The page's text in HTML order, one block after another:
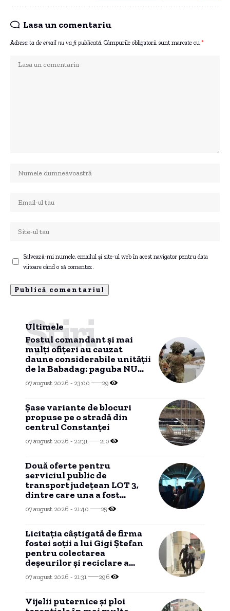
Lasa un comentariu
Adresa ta de email nu va fi publicată. Câmpurile obligatorii sunt marcate cu *
Salvează-mi numele, emailul și site-ul web în acest navigator pentru data
viitoare când o să comentez.
Ultimele
Știri
Fostul comandant și mai
mulți ofițeri au cauzat
daune considerabile unității
de la Babadag: paguba NU
mai poate fi recuperată
dintr-un motiv
07 august 2026 - 23:00 29
Șase variante de blocuri
propuse pe o stradă din
centrul Constanței
07 august 2026 - 22:31 210
Două oferte pentru
serviciul public de
transport județean LOT 3,
dintre care una a fost
declarată INADMISIBILĂ
07 august 2026 - 21:40 25
Licitația câștigată de firma
fostei soții a lui Gigi Ștefan
pentru colectarea
deșeurilor și reciclare a
ajuns în instanță
07 august 2026 - 21:31 296
Vijelii puternice și ploi